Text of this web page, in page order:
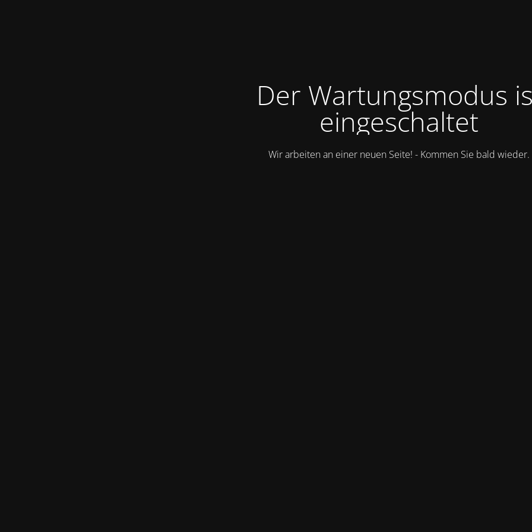
Der Wartungsmodus
eingeschaltet
Wir arbeiten an einer neuen Seite! - Kommen Sie bald wieder.